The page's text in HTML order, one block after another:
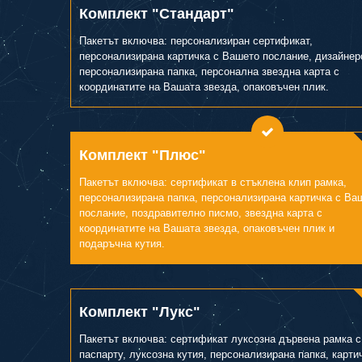
Комплект "Стандарт"
Пакетът включва: персонализиран сертификат,
персонализирана картичка с Вашето послание,
персонализирана папка, персонална звездна карта с
координатите на Вашата звезда, опаковъчен плик.
Комплект "Плюс"
Пакетът включва: сертификат в стъклена клип рамка,
персонализирана папка, персонализирана картичка с
послание, поздравително писмо, звездна карта с
координатите на Вашата звезда, опаковъчен плик и
подаръчна кутия.
Комплект "Лукс"
Пакетът включва: сертификат луксозна дървена рамка с
паспарту, луксозна кутия, персонализирана папка,